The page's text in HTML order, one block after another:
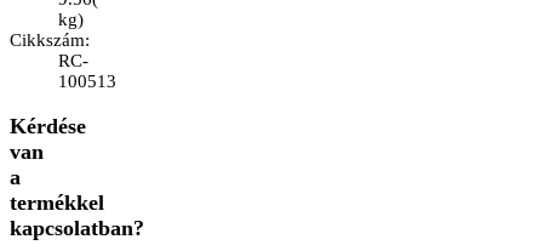
kg)
Cikkszám:
RC-
100513
Kérdése
van
a
termékkel
kapcsolatban?